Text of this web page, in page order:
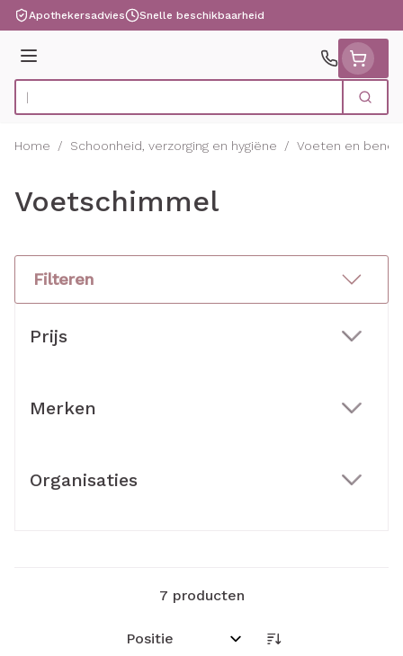
Ga naar de inhoud
Apothekersadvies Snelle beschikbaarheid
Menu
Product, merk, categorie... Zoek
Home / Schoonheid, verzorging en hygiëne / Voeten en benen
Voetschimmel
Filteren
Prijs
Merken
Organisaties
7 producten
Sorteer op: